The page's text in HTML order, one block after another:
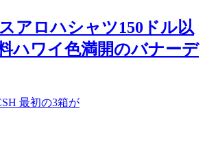
アロハシャツ150ドル以
ハワイ色満開のバナーデ